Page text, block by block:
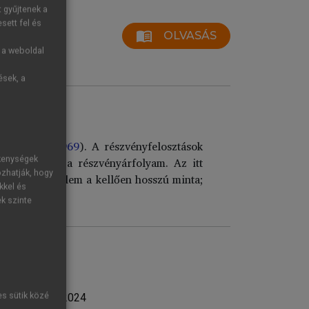
menu_book OLVASÁS
et al. 1969). A részvényfelosztások
a részvényárfolyam. Az itt
építőelem a kellően hosszú minta;
2005–2024
a
fel és
weboldal
a
hogy
és
szinte
sütik közé